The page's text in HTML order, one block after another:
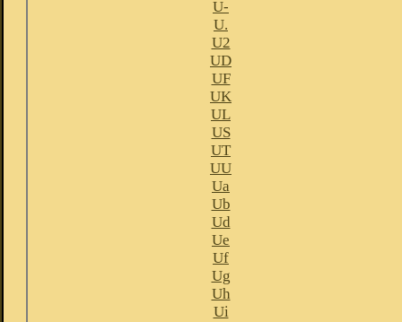
U-
U.
U2
UD
UF
UK
UL
US
UT
UU
Ua
Ub
Ud
Ue
Uf
Ug
Uh
Ui